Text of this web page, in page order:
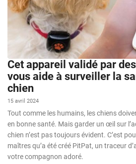
Cet appareil validé par
vous aide à surveiller la
chien
15 avril 2024
Tout comme les humains, les chiens
en bonne santé. Mais garder un œil sur
chien n’est pas toujours évident. C’est
maîtres qu’a été créé PitPat, un traceur
votre compagnon adoré.